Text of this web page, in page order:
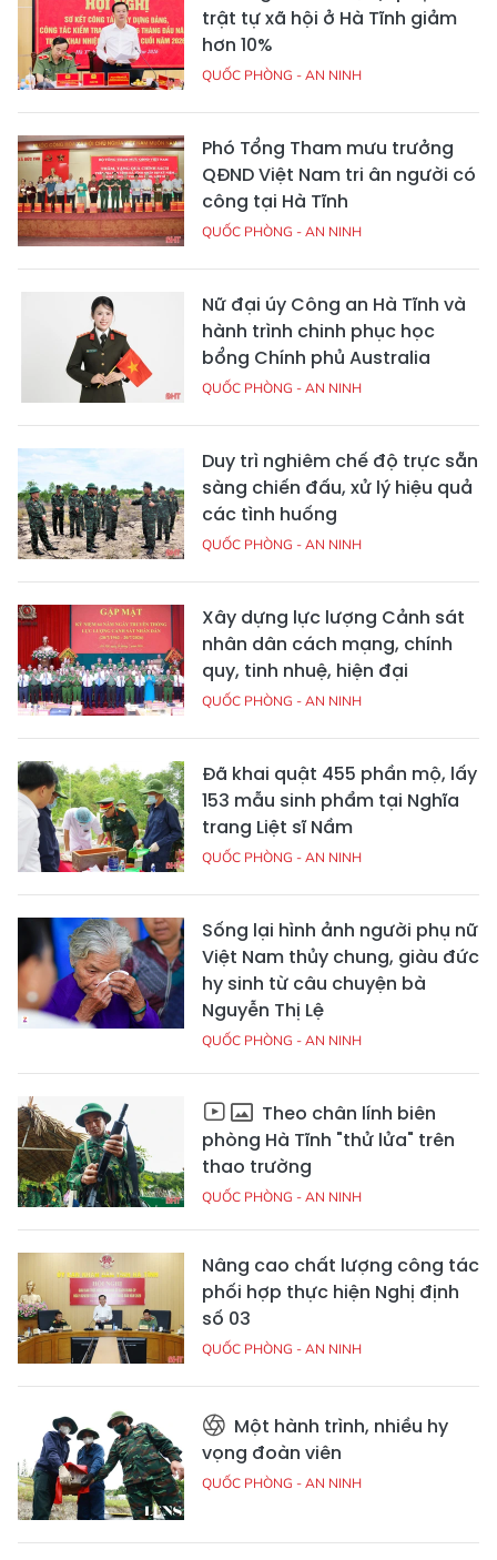
trật tự xã hội ở Hà Tĩnh giảm
hơn 10%
QUỐC PHÒNG - AN NINH
Phó Tổng Tham mưu trưởng
QĐND Việt Nam tri ân người có
công tại Hà Tĩnh
QUỐC PHÒNG - AN NINH
Nữ đại úy Công an Hà Tĩnh và
hành trình chinh phục học
bổng Chính phủ Australia
QUỐC PHÒNG - AN NINH
Duy trì nghiêm chế độ trực sẵn
sàng chiến đấu, xử lý hiệu quả
các tình huống
QUỐC PHÒNG - AN NINH
Xây dựng lực lượng Cảnh sát
nhân dân cách mạng, chính
quy, tinh nhuệ, hiện đại
QUỐC PHÒNG - AN NINH
Đã khai quật 455 phần mộ, lấy
153 mẫu sinh phẩm tại Nghĩa
trang Liệt sĩ Nầm
QUỐC PHÒNG - AN NINH
Sống lại hình ảnh người phụ nữ
Việt Nam thủy chung, giàu đức
hy sinh từ câu chuyện bà
Nguyễn Thị Lệ
QUỐC PHÒNG - AN NINH
Theo chân lính biên
phòng Hà Tĩnh "thử lửa" trên
thao trường
QUỐC PHÒNG - AN NINH
Nâng cao chất lượng công tác
phối hợp thực hiện Nghị định
số 03
QUỐC PHÒNG - AN NINH
Một hành trình, nhiều hy
vọng đoàn viên
QUỐC PHÒNG - AN NINH